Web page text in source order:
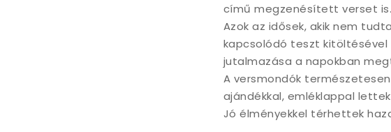
című megzenésített verset is.
Azok az idősek, akik nem
kapcsolódó teszt kitöltésével
jutalmazása a napokban
A versmondók
ajándékkal, emléklappal
Jó élményekkel térhettek